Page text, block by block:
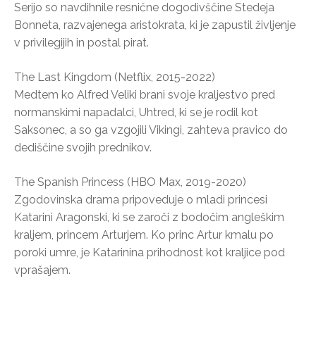
Serijo so navdihnile resnične dogodivščine Stedeja
Bonneta, razvajenega aristokrata, ki je zapustil življenje
v privilegijih in postal pirat.
The Last Kingdom (Netflix, 2015-2022)
Medtem ko Alfred Veliki brani svoje kraljestvo pred
normanskimi napadalci, Uhtred, ki se je rodil kot
Saksonec, a so ga vzgojili Vikingi, zahteva pravico do
dediščine svojih prednikov.
The Spanish Princess (HBO Max, 2019-2020)
Zgodovinska drama pripoveduje o mladi princesi
Katarini Aragonski, ki se zaroči z bodočim angleškim
kraljem, princem Arturjem. Ko princ Artur kmalu po
poroki umre, je Katarinina prihodnost kot kraljice pod
vprašajem.